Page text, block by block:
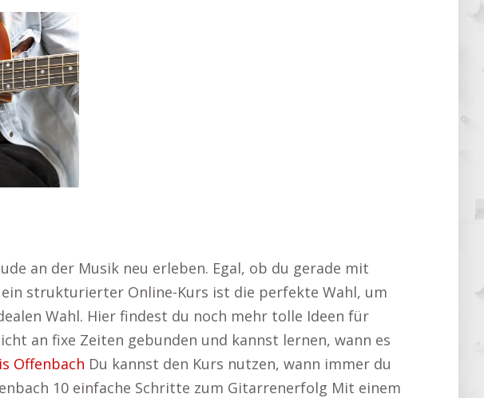
an der Musik neu erleben. Egal, ob du gerade mit
strukturierter Online-Kurs ist die perfekte Wahl, um
Wahl. Hier findest du noch mehr tolle Ideen für
an fixe Zeiten gebunden und kannst lernen, wann es
Offenbach Du kannst den Kurs nutzen, wann immer du
10 einfache Schritte zum Gitarrenerfolg Mit einem